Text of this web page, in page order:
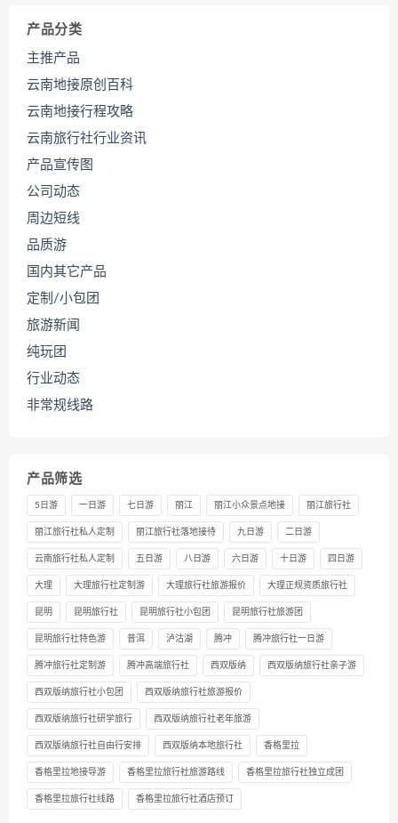
产品分类
主推产品
云南地接原创百科
云南地接行程攻略
云南旅行社行业资讯
产品宣传图
公司动态
周边短线
品质游
国内其它产品
定制/小包团
旅游新闻
纯玩团
行业动态
非常规线路
产品筛选
5日游 一日游 七日游 丽江 丽江小众景点地接 丽江旅行社
丽江旅行社私人定制 丽江旅行社落地接待 九日游 二日游
云南旅行社私人定制 五日游 八日游 六日游 十日游 四日游
大理 大理旅行社定制游 大理旅行社旅游报价 大理正规资质旅行社
昆明 昆明旅行社 昆明旅行社小包团 昆明旅行社旅游团
昆明旅行社特色游 普洱 泸沽湖 腾冲 腾冲旅行社一日游
腾冲旅行社定制游 腾冲高端旅行社 西双版纳 西双版纳旅行社亲子游
西双版纳旅行社小包团 西双版纳旅行社旅游报价
西双版纳旅行社研学旅行 西双版纳旅行社老年旅游
西双版纳旅行社自由行安排 西双版纳本地旅行社 香格里拉
香格里拉地接导游 香格里拉旅行社旅游路线 香格里拉旅行社独立成团
香格里拉旅行社线路 香格里拉旅行社酒店预订